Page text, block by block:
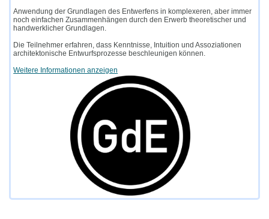
Anwendung der Grundlagen des Entwerfens in komplexeren, aber immer
noch einfachen Zusammenhängen durch den Erwerb theoretischer und
handwerklicher Grundlagen.
Die Teilnehmer erfahren, dass Kenntnisse, Intuition und Assoziationen
architektonische Entwurfsprozesse beschleunigen können.
Weitere Informationen anzeigen